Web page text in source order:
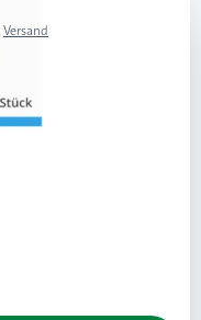
Versand
(0,50 € Ersparnis pro Stk.)